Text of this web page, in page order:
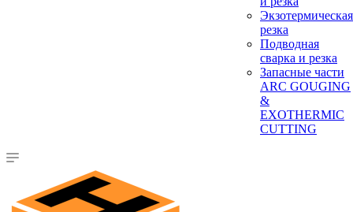
Экзотермическая
резка
Подводная
сварка и резка
Запасные части
ARC GOUGING
&
EXOTHERMIC
CUTTING